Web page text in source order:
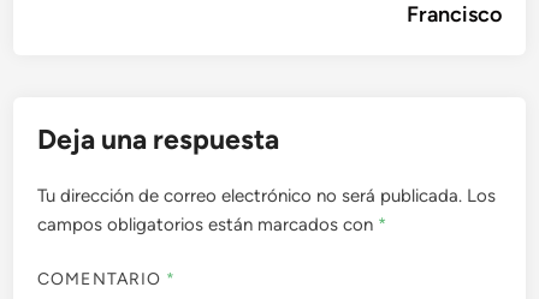
Francisco
Deja una respuesta
Tu dirección de correo electrónico no será publicada. Los
campos obligatorios están marcados con *
COMENTARIO *